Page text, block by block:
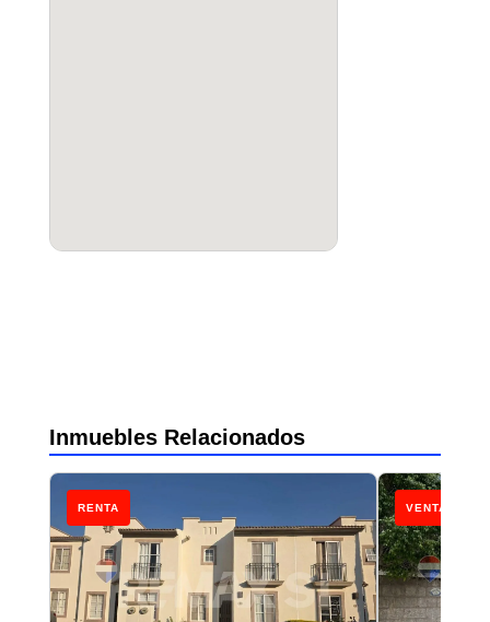
Inmuebles Relacionados
RENTA VENTA